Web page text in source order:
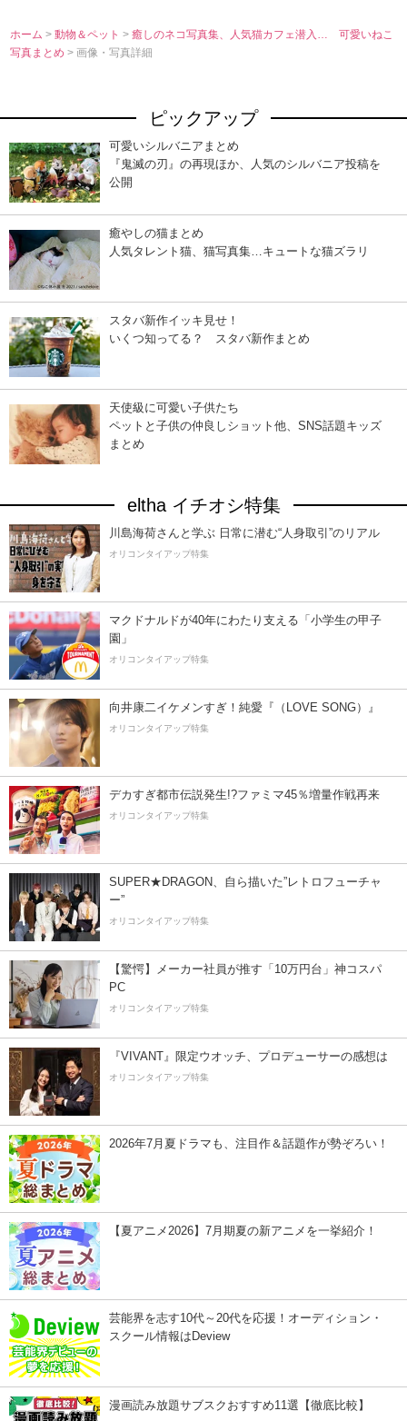
ホーム >動物＆ペット>癒しのネコ写真集、人気猫カフェ潜入… 可愛いねこ
写真まとめ> 画像・写真詳細
ピックアップ
可愛いシルバニアまとめ
『鬼滅の刃』の再現ほか、人気のシルバニア投稿を
公開
癒やしの猫まとめ
人気タレント猫、猫写真集…キュートな猫ズラリ
スタバ新作イッキ見せ！
いくつ知ってる？ スタバ新作まとめ
天使級に可愛い子供たち
ペットと子供の仲良しショット他、SNS話題キッズ
まとめ
eltha イチオシ特集
川島海荷さんと学ぶ 日常に潜む“人身取引”のリアル
オリコンタイアップ特集
マクドナルドが40年にわたり支える「小学生の甲子
園」
オリコンタイアップ特集
向井康二イケメンすぎ！純愛『（LOVE SONG）』
オリコンタイアップ特集
デカすぎ都市伝説発生!?ファミマ45％増量作戦再来
オリコンタイアップ特集
SUPER★DRAGON、自ら描いた”レトロフューチャ
ー”
オリコンタイアップ特集
【驚愕】メーカー社員が推す「10万円台」神コスパ
PC
オリコンタイアップ特集
『VIVANT』限定ウオッチ、プロデューサーの感想は
オリコンタイアップ特集
2026年7月夏ドラマも、注目作＆話題作が勢ぞろい！
【夏アニメ2026】7月期夏の新アニメを一挙紹介！
芸能界を志す10代～20代を応援！オーディション・
スクール情報はDeview
漫画読み放題サブスクおすすめ11選【徹底比較】